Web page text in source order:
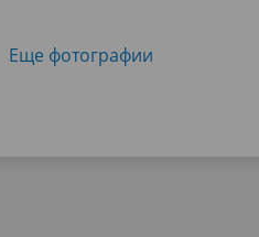
Еще фотографии